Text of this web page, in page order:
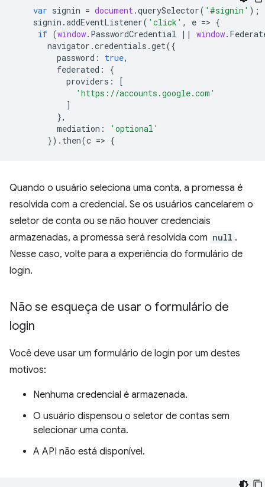
var signin = document.querySelector( '#signin' );
signin .addEventListener( 'click' , e => {
if (window. PasswordCredential || window.
navigator .credentials .get({
password : true,
federated :
{
providers :
[
'https://accounts.google.com'
]
},
mediation :
'optional'
}). then(c => {
Quando o usuário seleciona uma conta, a promessa é
resolvida com a credencial. Se os usuários cancelarem o
seletor de conta ou se não houver credenciais
armazenadas, a promessa será resolvida com null .
Nesse caso, volte para a experiência do formulário de
login.
Não se esqueça de usar o formulário de
login
Você deve usar um formulário de login por um destes
motivos:
Nenhuma credencial é armazenada.
O usuário dispensou o seletor de contas sem
selecionar uma conta.
A API não está disponível.